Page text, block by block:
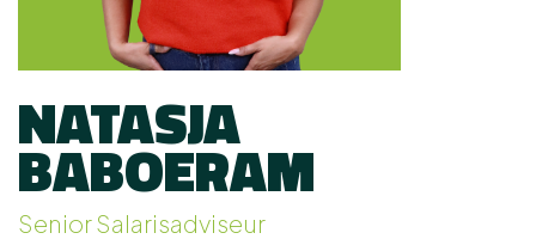
NATASJA
BABOERAM
Senior Salarisadviseur